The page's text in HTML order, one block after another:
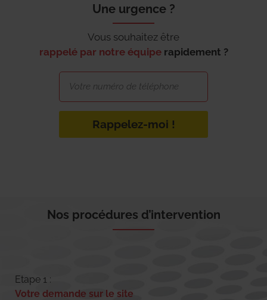
Une urgence ?
Vous souhaitez être
rappelé par notre équipe rapidement ?
Rappelez-moi !
Nos procédures d’intervention
Etape 1 :
Votre demande sur le site